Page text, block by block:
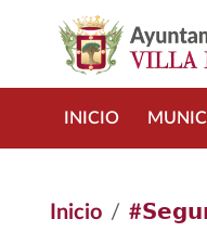
INICIO
Inicio